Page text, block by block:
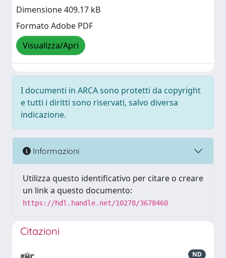
Dimensione 409.17 kB
Formato Adobe PDF
Visualizza/Apri
I documenti in ARCA sono protetti da copyright
e tutti i diritti sono riservati, salvo diversa
indicazione.
Informazioni
Utilizza questo identificativo per citare o creare
un link a questo documento:
https://hdl.handle.net/10278/3678460
Citazioni
ND